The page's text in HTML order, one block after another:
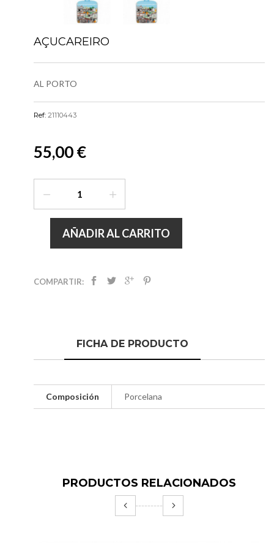
AÇUCAREIRO
AL PORTO
Ref: 21110443
55,00 €
AÑADIR AL CARRITO
COMPARTIR:
FICHA DE PRODUCTO
Composición Porcelana
PRODUCTOS RELACIONADOS